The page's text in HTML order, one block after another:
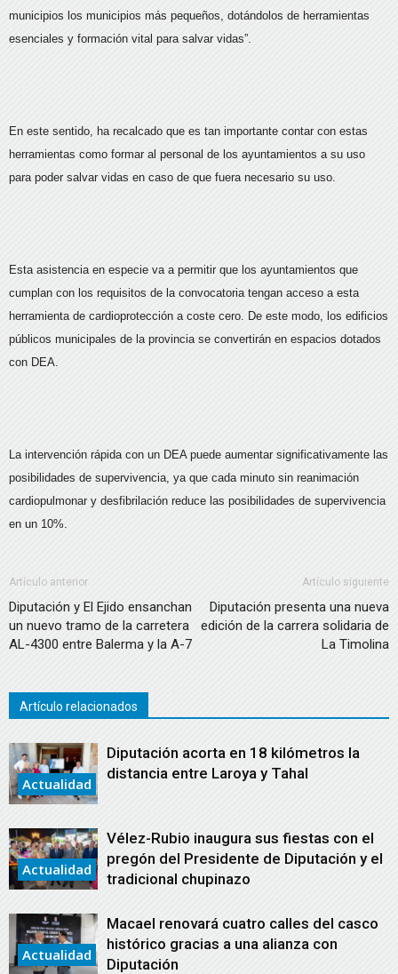
municipios los municipios más pequeños, dotándolos de herramientas
esenciales y formación vital para salvar vidas”.
En este sentido, ha recalcado que es tan importante contar con estas
herramientas como formar al personal de los ayuntamientos a su uso
para poder salvar vidas en caso de que fuera necesario su uso.
Esta asistencia en especie va a permitir que los ayuntamientos que
cumplan con los requisitos de la convocatoria tengan acceso a esta
herramienta de cardioprotección a coste cero. De este modo, los edificios
públicos municipales de la provincia se convertirán en espacios dotados
con DEA.
La intervención rápida con un DEA puede aumentar significativamente las
posibilidades de supervivencia, ya que cada minuto sin reanimación
cardiopulmonar y desfibrilación reduce las posibilidades de supervivencia
en un 10%.
Artículo anterior
Diputación y El Ejido ensanchan
un nuevo tramo de la carretera
AL-4300 entre Balerma y la A-7
Artículo siguiente
Diputación presenta una nueva
edición de la carrera solidaria de
La Timolina
Artículo relacionados
Actualidad
Diputación acorta en 18 kilómetros la
distancia entre Laroya y Tahal
Actualidad
Vélez-Rubio inaugura sus fiestas con el
pregón del Presidente de Diputación y el
tradicional chupinazo
Actualidad
Macael renovará cuatro calles del casco
histórico gracias a una alianza con
Diputación